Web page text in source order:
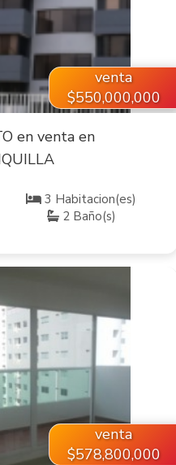
venta
$550,000,000
en venta en
3 Habitacion(es)
2 Baño(s)
venta
$578,800,000